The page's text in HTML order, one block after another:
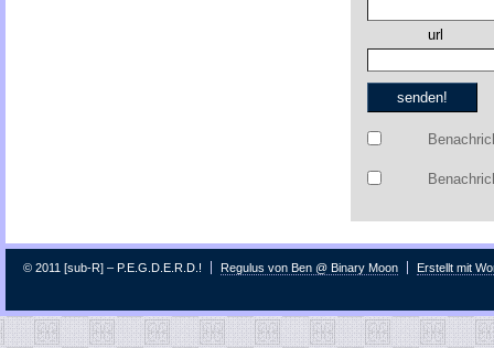
url
© 2011 [sub-R] – P.E.G.D.E.R.D.! Regulus von Ben @ Binary Moon Erstellt mit